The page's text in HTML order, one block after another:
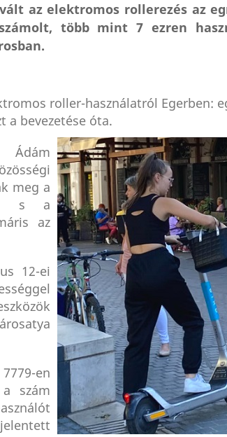
az elektromos rollerezés az
több mint 7 ezren
roller-használatról Egerben:
a bevezetése óta.
meg a
s a
az
12-ei
en
szám